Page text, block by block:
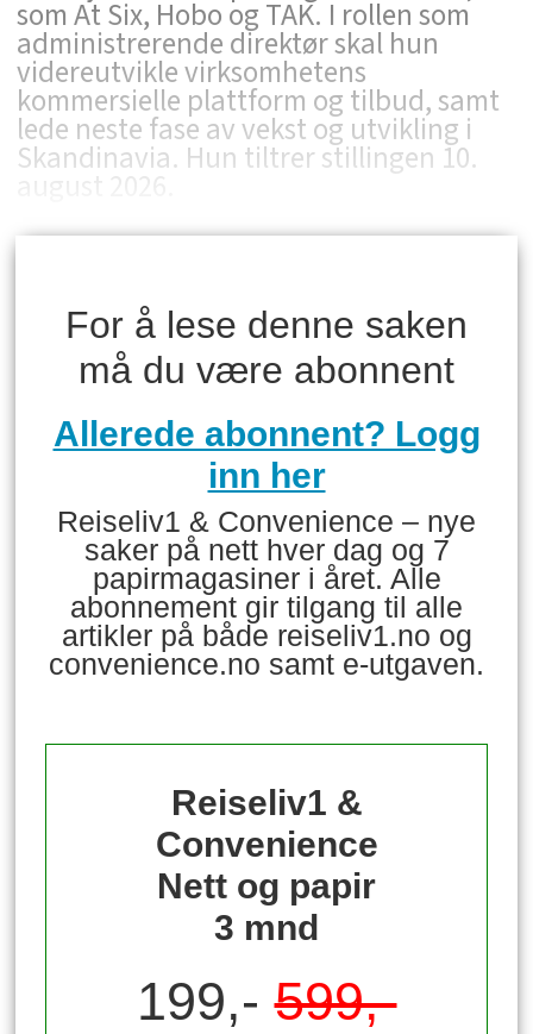
som At Six, Hobo og TAK. I rollen som
administrerende direktør skal hun
videreutvikle virksomhetens
kommersielle plattform og tilbud, samt
lede neste fase av vekst og utvikling i
Skandinavia. Hun tiltrer stillingen 10.
For å lese denne saken
må du være abonnent
Allerede abonnent? Logg
inn her
Reiseliv1 & Convenience – nye
saker på nett hver dag og 7
papirmagasiner i året. Alle
abonnement gir tilgang til alle
artikler på både reiseliv1.no og
convenience.no samt e-utgaven.
Reiseliv1 &
Convenience
Nett og papir
3 mnd
199,-599,-